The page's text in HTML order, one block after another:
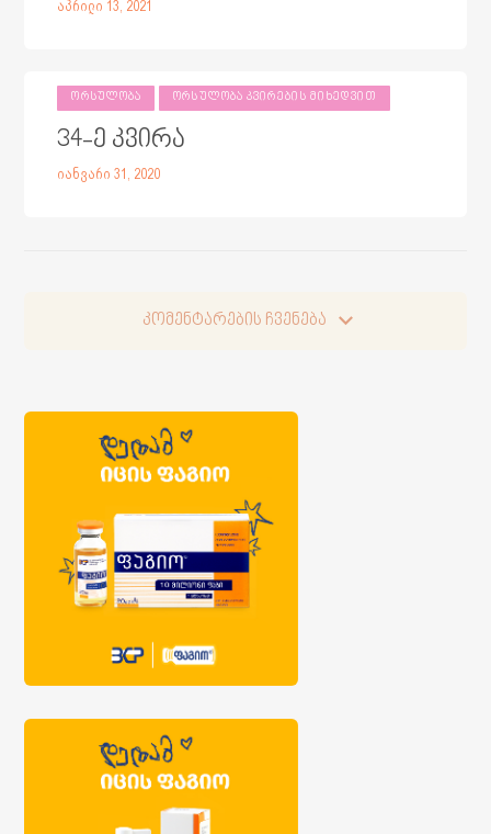
აპრილი 13, 2021
ᲝᲠᲡᲣᲚᲝᲑᲐ ᲝᲠᲡᲣᲚᲝᲑᲐ ᲙᲕᲘᲠᲔᲑᲘᲡ ᲛᲘᲮᲔᲓᲕᲘᲗ
34-ე კვირა
იანვარი 31, 2020
კომენტარების ჩვენება